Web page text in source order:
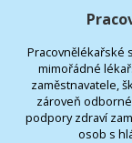
Pracovnělékařské
mimořádné
zaměstnavatele,
zároveň
podpory zdraví
osob s